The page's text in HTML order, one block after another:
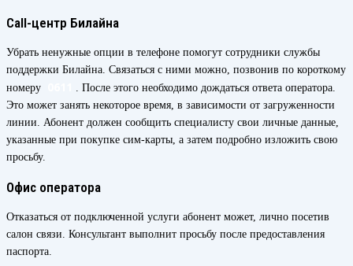
Call-центр Билайна
Убрать ненужные опции в телефоне помогут сотрудники службы
поддержки Билайна. Связаться с ними можно, позвонив по короткому
номеру
. После этого необходимо дождаться ответа оператора.
Это может занять некоторое время, в зависимости от загруженности
линии. Абонент должен сообщить специалисту свои личные данные,
указанные при покупке сим-карты, а затем подробно изложить свою
просьбу.
Офис оператора
Отказаться от подключенной услуги абонент может, лично посетив
салон связи. Консультант выполнит просьбу после предоставления
паспорта.